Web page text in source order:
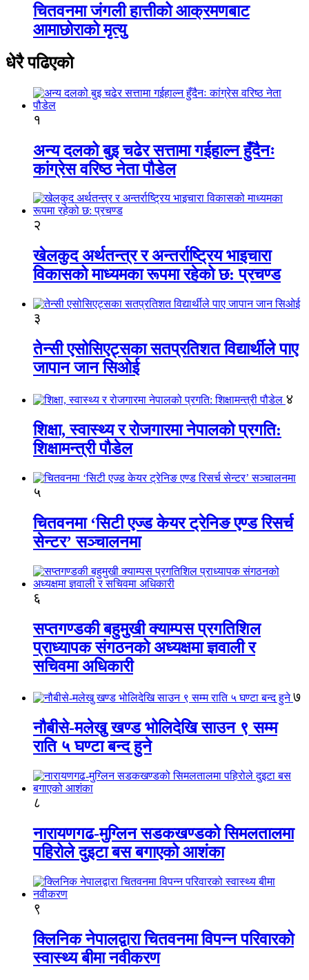
चितवनमा जंगली हात्तीको आक्रमणबाट
आमाछोराको मृत्यु
धेरै पढिएको
१
अन्य दलको बुइ चढेर सत्तामा गईहाल्न हुँदैनः
कांग्रेस वरिष्ठ नेता पौडेल
२
खेलकुद अर्थतन्त्र र अन्तर्राष्ट्रिय भाइचारा
विकासको माध्यमका रूपमा रहेको छ: प्रचण्ड
३
तेन्सी एसोसिएट्सका सतप्रतिशत विद्यार्थीले पाए
जापान जान सिओई
४
शिक्षा, स्वास्थ्य र रोजगारमा नेपालको प्रगति:
शिक्षामन्त्री पौडेल
५
चितवनमा ‘सिटी एज्ड केयर ट्रेनिङ एण्ड रिसर्च
सेन्टर’ सञ्चालनमा
६
सप्तगण्डकी बहुमुखी क्याम्पस प्रगतिशिल
प्राध्यापक संगठनको अध्यक्षमा ज्ञवाली र
सचिवमा अधिकारी
७
नौबीसे-मलेखु खण्ड भोलिदेखि साउन ९ सम्म
राति ५ घण्टा बन्द हुने
८
नारायणगढ-मुग्लिन सडकखण्डको सिमलतालमा
पहिरोले दुइटा बस बगाएको आशंका
९
क्लिनिक नेपालद्वारा चितवनमा विपन्न परिवारको
स्वास्थ्य बीमा नवीकरण